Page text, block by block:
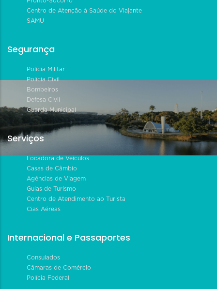
Centro de Atenção à Saúde do Viajante
SAMU
Segurança
Polícia Militar
Polícia Civil
Bombeiros
Defesa Civil
Guarda Municipal
Serviços
Locadora de Veículos
Casas de Câmbio
Agências de Viagem
Guias de Turismo
Centro de Atendimento ao Turista
Cias Aéreas
Internacional e Passaportes
Consulados
Câmaras de Comércio
Polícia Federal